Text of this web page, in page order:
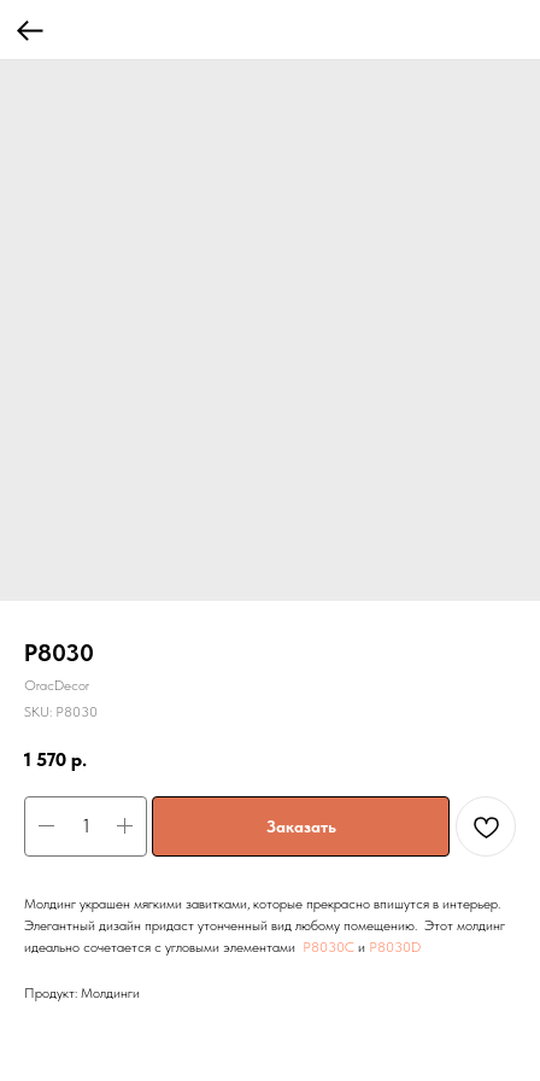
P8030
OracDecor
SKU: P8030
1 570 р.
Заказать
Молдинг украшен мягкими завитками, которые прекрасно впишутся в интерьер.
Элегантный дизайн придаст утонченный вид любому помещению. Этот молдинг
идеально сочетается с угловыми элементами P8030C и P8030D
Продукт: Молдинги